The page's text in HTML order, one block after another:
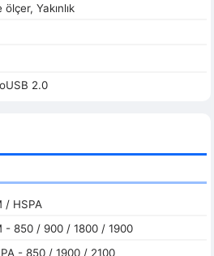
ölçer, Yakınlık
2.0
/ HSPA
- 850 / 900 / 1800 / 1900
- 850 / 1900 / 2100